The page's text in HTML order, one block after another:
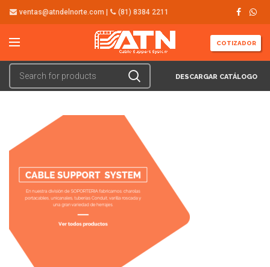
ventas@atndelnorte.com | (81) 8384 2211
COTIZADOR
DESCARGAR CATÁLOGO